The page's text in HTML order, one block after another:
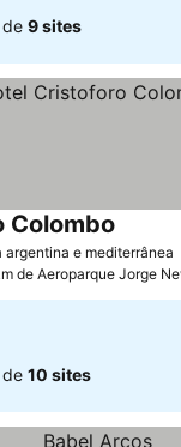
9 sites
argentina e mediterrânea
Colombo
de Aeroparque Jorge
10 sites